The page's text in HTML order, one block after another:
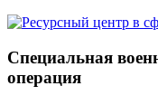
Специальная
операция